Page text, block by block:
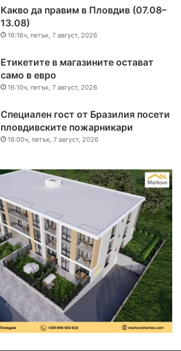
Какво да правим в Пловдив (07.08–
13.08)
16:16ч, петък, 7 август, 2026
Етикетите в магазините остават
само в евро
16:10ч, петък, 7 август, 2026
Специален гост от Бразилия посети
пловдивските пожарникари
16:00ч, петък, 7 август, 2026